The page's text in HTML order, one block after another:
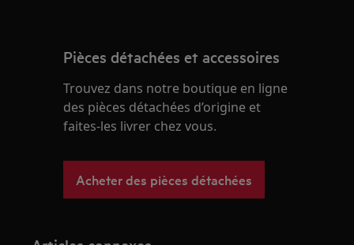
Pièces détachées et accessoires
Trouvez dans notre boutique en ligne
des pièces détachées d’origine et
faites-les livrer chez vous.
Acheter des pièces détachées